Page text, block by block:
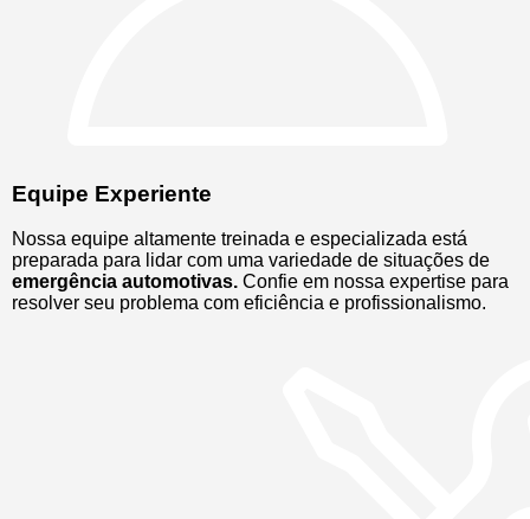
Equipe Experiente
Nossa equipe altamente treinada e especializada está
preparada para lidar com uma variedade de situações de
emergência automotivas. Confie em nossa expertise para
resolver seu problema com eficiência e profissionalismo.